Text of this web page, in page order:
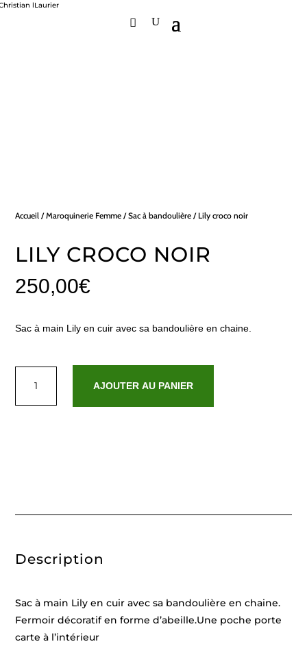
Accueil /Maroquinerie Femme /Sac à bandoulière / Lily croco noir
LILY CROCO NOIR
250,00€
Sac à main Lily en cuir avec sa bandoulière en chaine.
AJOUTER AU PANIER
Description
Sac à main Lily en cuir avec sa bandoulière en chaine.
Fermoir décoratif en forme d’abeille.Une poche porte
carte à l’intérieur